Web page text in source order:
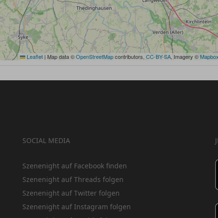
Leaflet | Map data ©OpenStreetMapcontributors, CC-BY-SA, Imagery ©
SOCIAL MEDIA
Szenenight auf Facebook finden
Szenenight auf Threads folgen
Szenenight auf Twitter folgen
Szenenight auf Instagram folgen